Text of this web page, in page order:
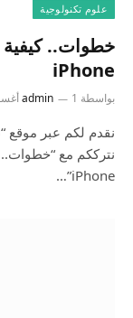
علوم تكنولوجية
خطوات.. كيفية
iPhone
بواسطة admin 1 أغسطس، 2023
نقدم لكم عبر موقع
نترككم مع “خطوات..
iPhone”…